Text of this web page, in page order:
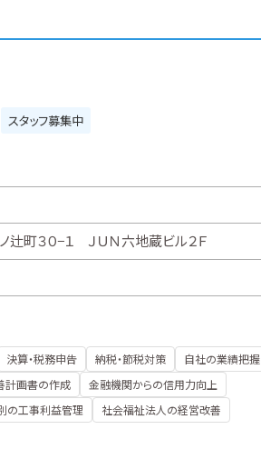
スタッフ募集中
町３０−１ ＪＵＮ六地蔵ビル２Ｆ
決算・税務申告 納税・節税対策
自社の業績把握
計画書の作成
金融機関からの信用力向上
の工事利益管理 社会福祉法人の経営改善